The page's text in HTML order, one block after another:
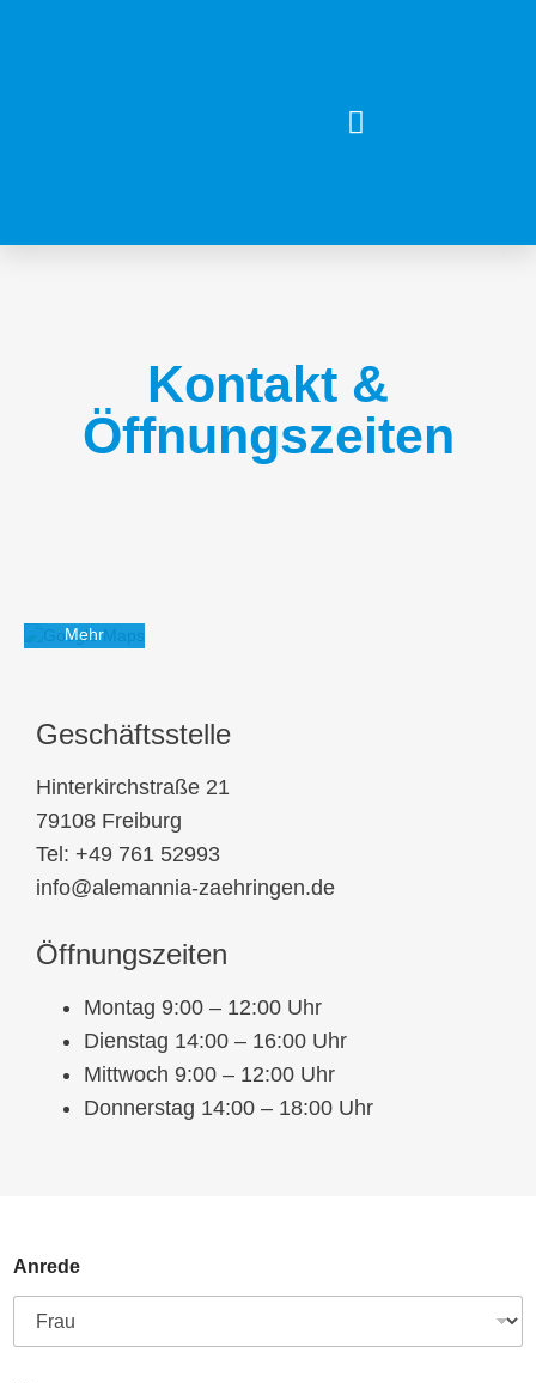
Kontakt &
Öffnungszeiten​
Mit dem
Laden der
Mehr
laden
Google
Maps immer
Geschäftsstelle
Hinterkirchstraße 21
79108 Freiburg
Tel: +49 761 52993
info@alemannia-zaehringen.de
Öffnungszeiten
Montag 9:00 – 12:00 Uhr
Dienstag 14:00 – 16:00 Uhr
Mittwoch 9:00 – 12:00 Uhr
Donnerstag 14:00 – 18:00 Uhr
Anrede